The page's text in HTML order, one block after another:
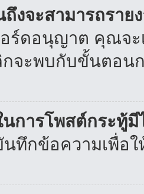
ถึงจะสามารถรา
ดอนุญาต คุณจะ
จะพบกับขั้นตอน
การโพสต์กระทู้มี
กข้อความเพื่อใ